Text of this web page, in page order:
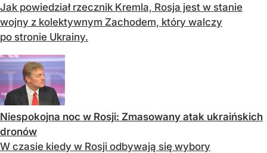
Jak powiedział rzecznik Kremla, Rosja jest w stanie
wojny z kolektywnym Zachodem, który walczy
po stronie Ukrainy.
Niespokojna noc w Rosji: Zmasowany atak ukraińskich
dronów
W czasie kiedy w Rosji odbywają się wybory